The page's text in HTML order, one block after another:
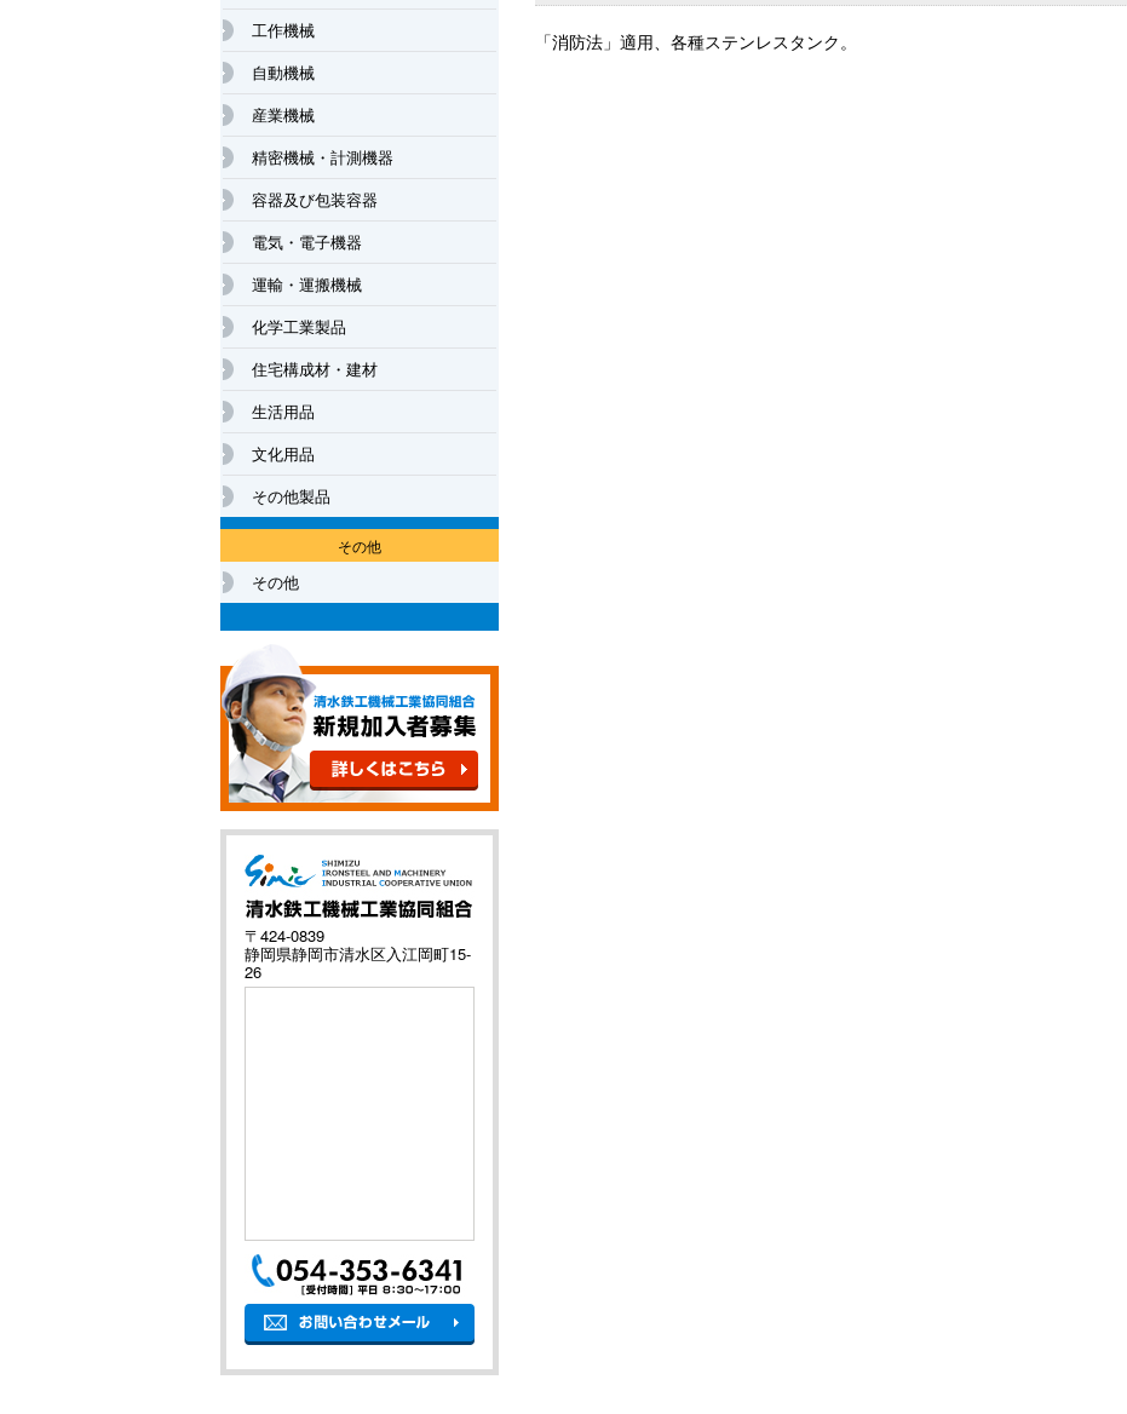
「消防法」適用、各種ステンレスタンク。
工作機械
自動機械
産業機械
精密機械・計測機器
容器及び包装容器
電気・電子機器
運輸・運搬機械
化学工業製品
住宅構成材・建材
生活用品
文化用品
その他製品
その他
その他
〒424-0839
静岡県静岡市清水区入江岡町15-
26